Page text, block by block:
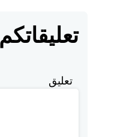
تعليقاتكم
تعليق